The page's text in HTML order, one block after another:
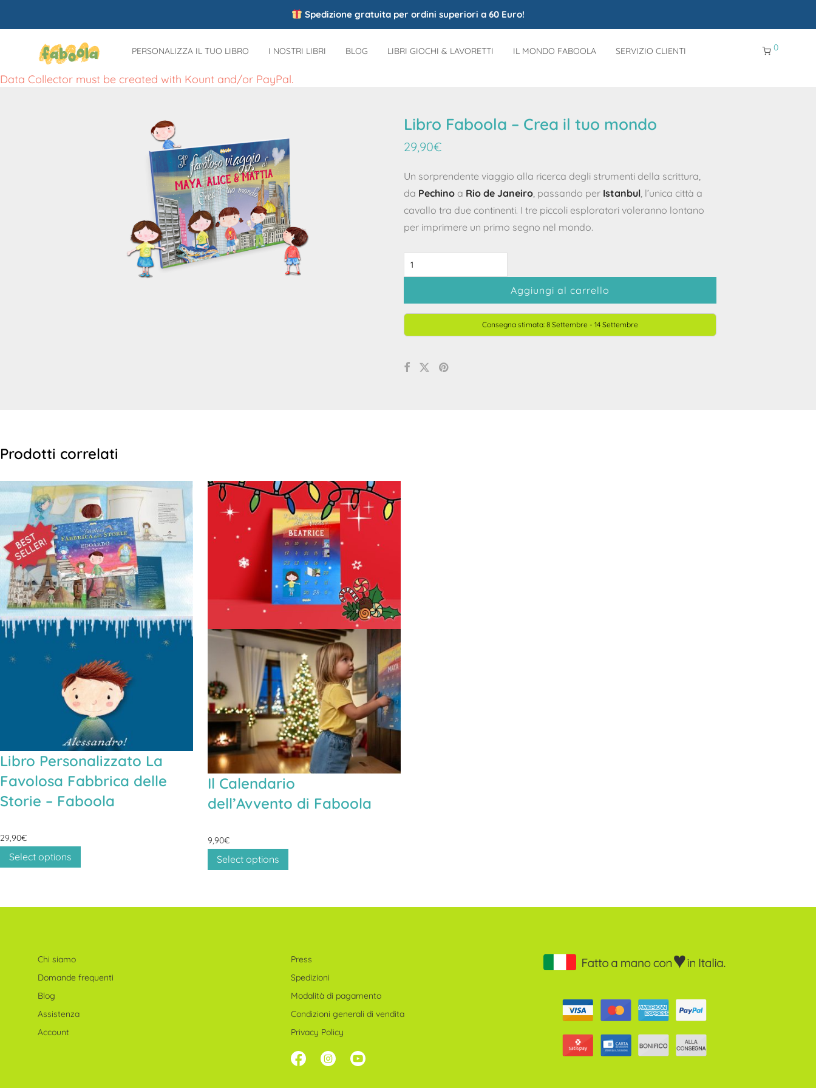
Spedizione gratuita per ordini superiori a 60 Euro!
PERSONALIZZA IL TUO LIBRO I NOSTRI LIBRI BLOG LIBRI GIOCHI & LAVORETTI IL MONDO FABOOLA SERVIZIO CLIENTI 0
Data Collector must be created with Kount and/or PayPal.
Libro Faboola – Crea il tuo mondo
29,90€
Un sorprendente viaggio alla ricerca degli strumenti della scrittura,
da Pechino a Rio de Janeiro, passando per Istanbul, l’unica città a
cavallo tra due continenti. I tre piccoli esploratori voleranno lontano
per imprimere un primo segno nel mondo.
Aggiungi al carrello
Consegna stimata: 8 Settembre - 14 Settembre
Prodotti correlati
Libro Personalizzato La
Favolosa Fabbrica delle
Storie – Faboola
29,90€
Select options
Il Calendario
dell’Avvento di Faboola
9,90€
Select options
Chi siamo
Domande frequenti
Blog
Assistenza
Account
Press
Spedizioni
Modalità di pagamento
Condizioni generali di vendita
Privacy Policy